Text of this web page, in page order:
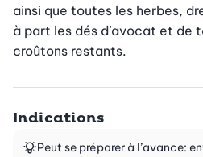
ainsi que toutes les herbes,
à part les dés d’avocat et de
croûtons restants.
Indications
Peut se préparer à l’avance: